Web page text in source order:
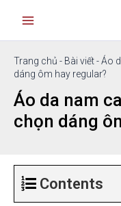
nội
dungTrang chủ - Bài viết-Áo
dáng ôm hay regular?
Áo da nam
chọn dáng
Contents